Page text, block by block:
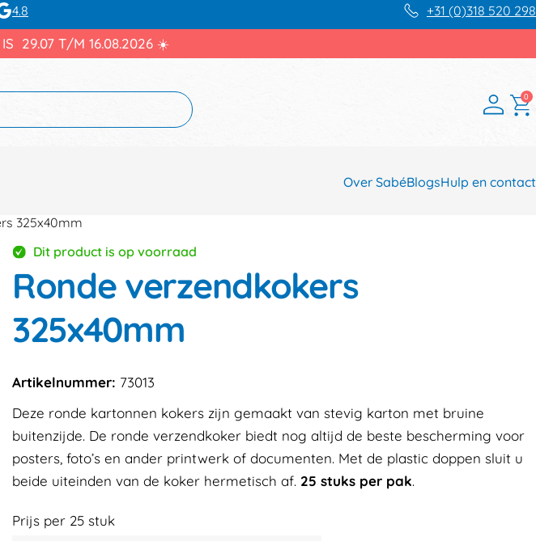
4.8 +31 (0)318 520 298
IS 29.07 T/M 16.08.2026 ☀️
0
Over SabéBlogsHulp en contact
325x40mm
Dit product is op voorraad
Ronde verzendkokers
325x40mm
Artikelnummer: 73013
Deze ronde kartonnen kokers zijn gemaakt van stevig karton met bruine
buitenzijde. De ronde verzendkoker biedt nog altijd de beste bescherming voor
posters, foto’s en ander printwerk of documenten. Met de plastic doppen sluit u
beide uiteinden van de koker hermetisch af. 25 stuks per pak.
Prijs per 25stuk